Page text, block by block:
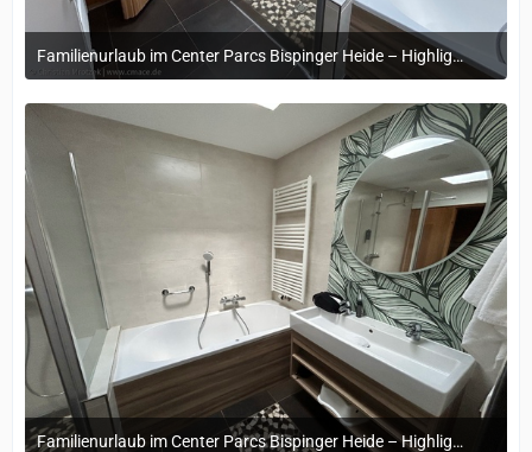
Familienurlaub im Center Parcs Bispinger Heide – Highlights & Erinnerungen
22. November 2024 um 14:13
Familienurlaub im Center Parcs Bispinger Heide – Highlights & Erinnerungen